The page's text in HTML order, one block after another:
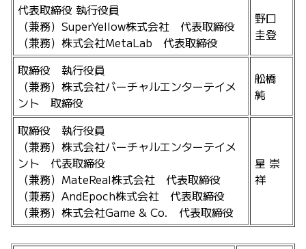
代表取締役 執行役員
（兼務）SuperYellow株式会社 代表取締役
（兼務）株式会社MetaLab 代表取締役
野口
圭登
取締役 執行役員
（兼務）株式会社バーチャルエンターテイメ
ント 取締役
舩橋
純
取締役 執行役員
（兼務）株式会社バーチャルエンターテイメ
ント 代表取締役
（兼務）MateReal株式会社 代表取締役
（兼務）AndEpoch株式会社 代表取締役
（兼務）株式会社Game & Co. 代表取締役
星 崇
祥